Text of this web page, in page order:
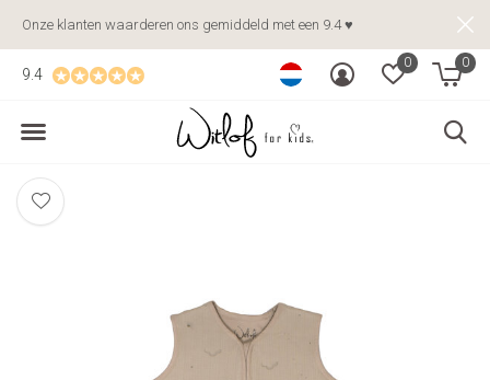
0 0
9.4
Onze klanten waarderen ons gemiddeld met een 9.4 ♥